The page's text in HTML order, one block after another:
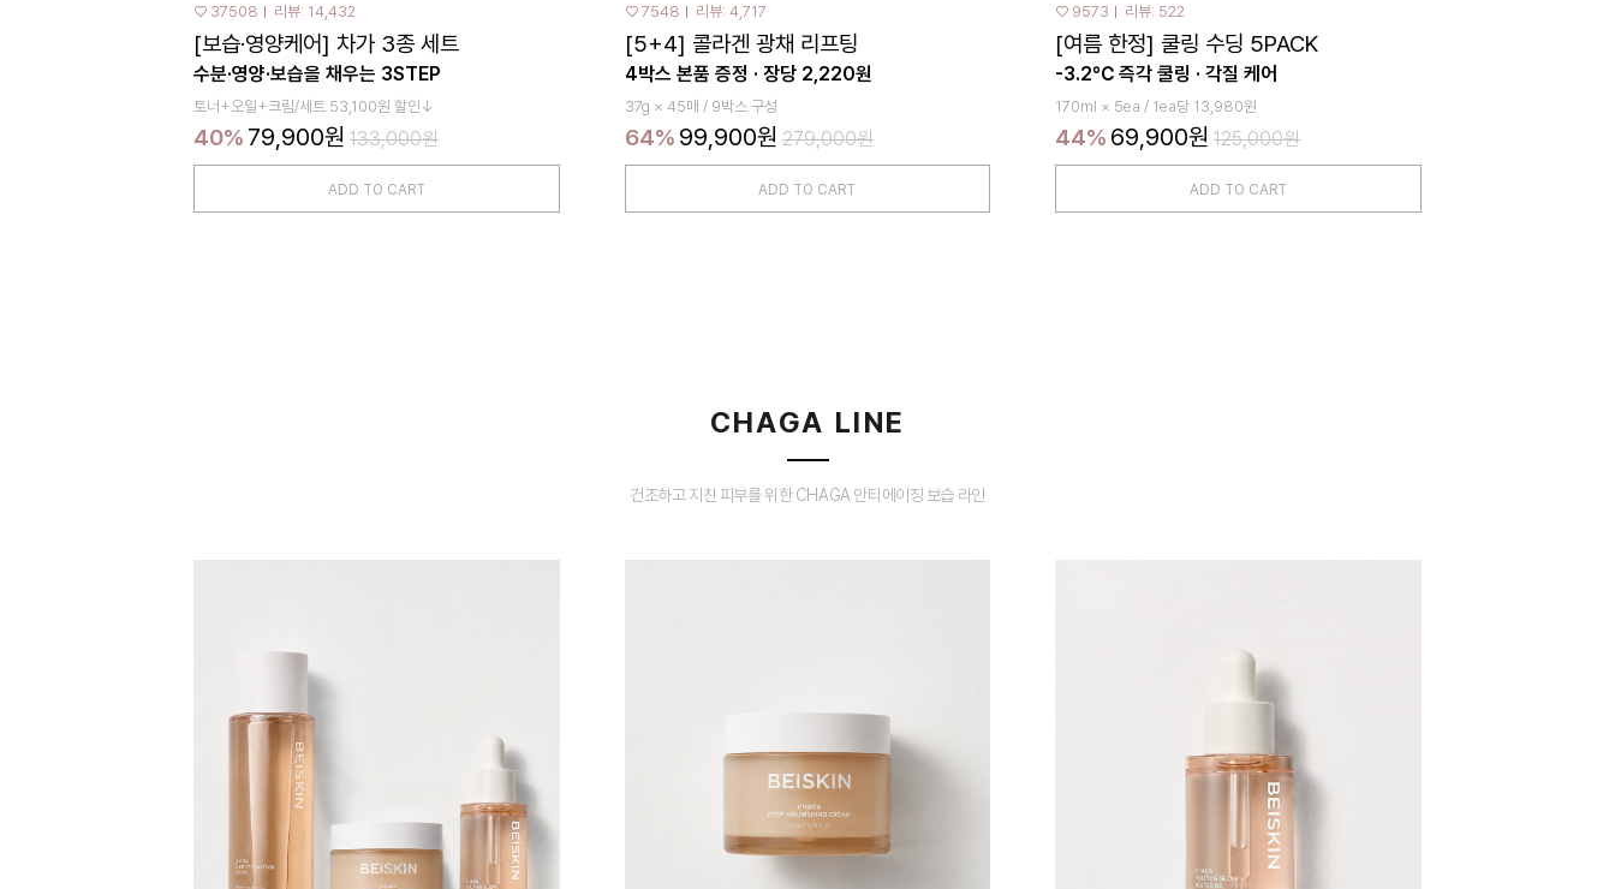
♡ 37508 리뷰: 14,432
[보습·영양케어] 차가 3종 세트
수분·영양·보습을 채우는 3STEP
토너+오일+크림/세트 53,100원 할인↓
40% 79,900원 133,000원
ADD TO CART
♡ 7548 리뷰: 4,717
[5+4] 콜라겐 광채 리프팅
4박스 본품 증정 · 장당 2,220원
37g × 45매 / 9박스 구성
64% 99,900원 279,000원
ADD TO CART
♡ 9573 리뷰: 522
[여름 한정] 쿨링 수딩 5PACK
-3.2℃ 즉각 쿨링 · 각질 케어
170ml × 5ea / 1ea당 13,980원
44% 69,900원 125,000원
ADD TO CART
CHAGA LINE
건조하고 지친 피부를 위한 CHAGA 안티에이징 보습 라인